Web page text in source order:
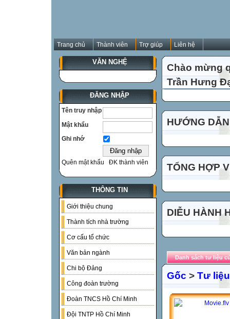
Trang chủ Thành viên Trợ giúp Liên hệ
VĂN NGHỆ
ĐĂNG NHẬP
Tên truy nhập
Mật khẩu
Ghi nhớ
Quên mật khẩu ĐK thành viên
THÔNG TIN
Giới thiệu chung
Thành tích nhà trường
Cơ cấu tổ chức
Văn bản ngành
Chi bộ Đảng
Công đoàn trường
Đoàn TNCS Hồ Chí Minh
Đội TNTP Hồ Chí Minh
Chào mừng
Trần Hưng
HƯỚNG
TỔNG HỢP
DIỄU HÀNH
Danh sách tư liệu
Gốc > Tư liệu